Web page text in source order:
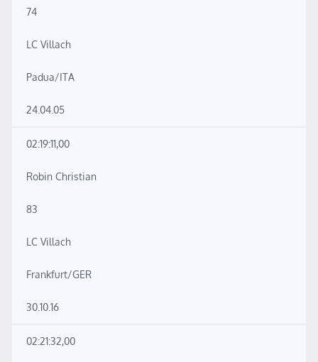
74
LC Villach
Padua/ITA
24.04.05
02:19:11,00
Robin Christian
83
LC Villach
Frankfurt/GER
30.10.16
02:21:32,00